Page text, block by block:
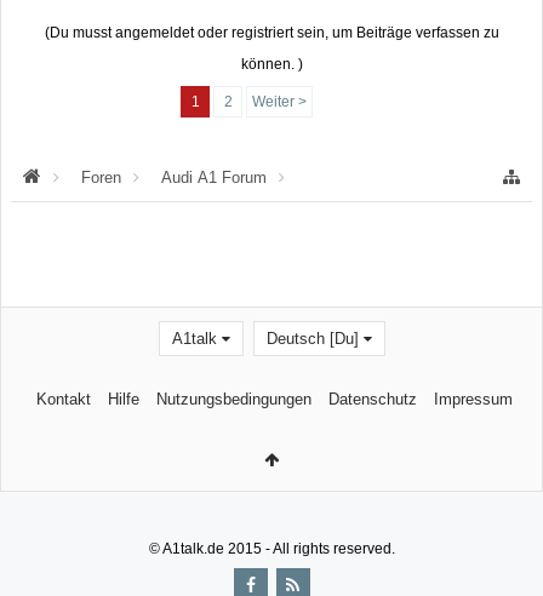
(Du musst angemeldet oder registriert sein, um Beiträge verfassen zu
können. )
1 2 Weiter >
Foren Audi A1 Forum
A1talk Deutsch [Du]
Kontakt Hilfe Nutzungsbedingungen Datenschutz Impressum
© A1talk.de 2015 - All rights reserved.